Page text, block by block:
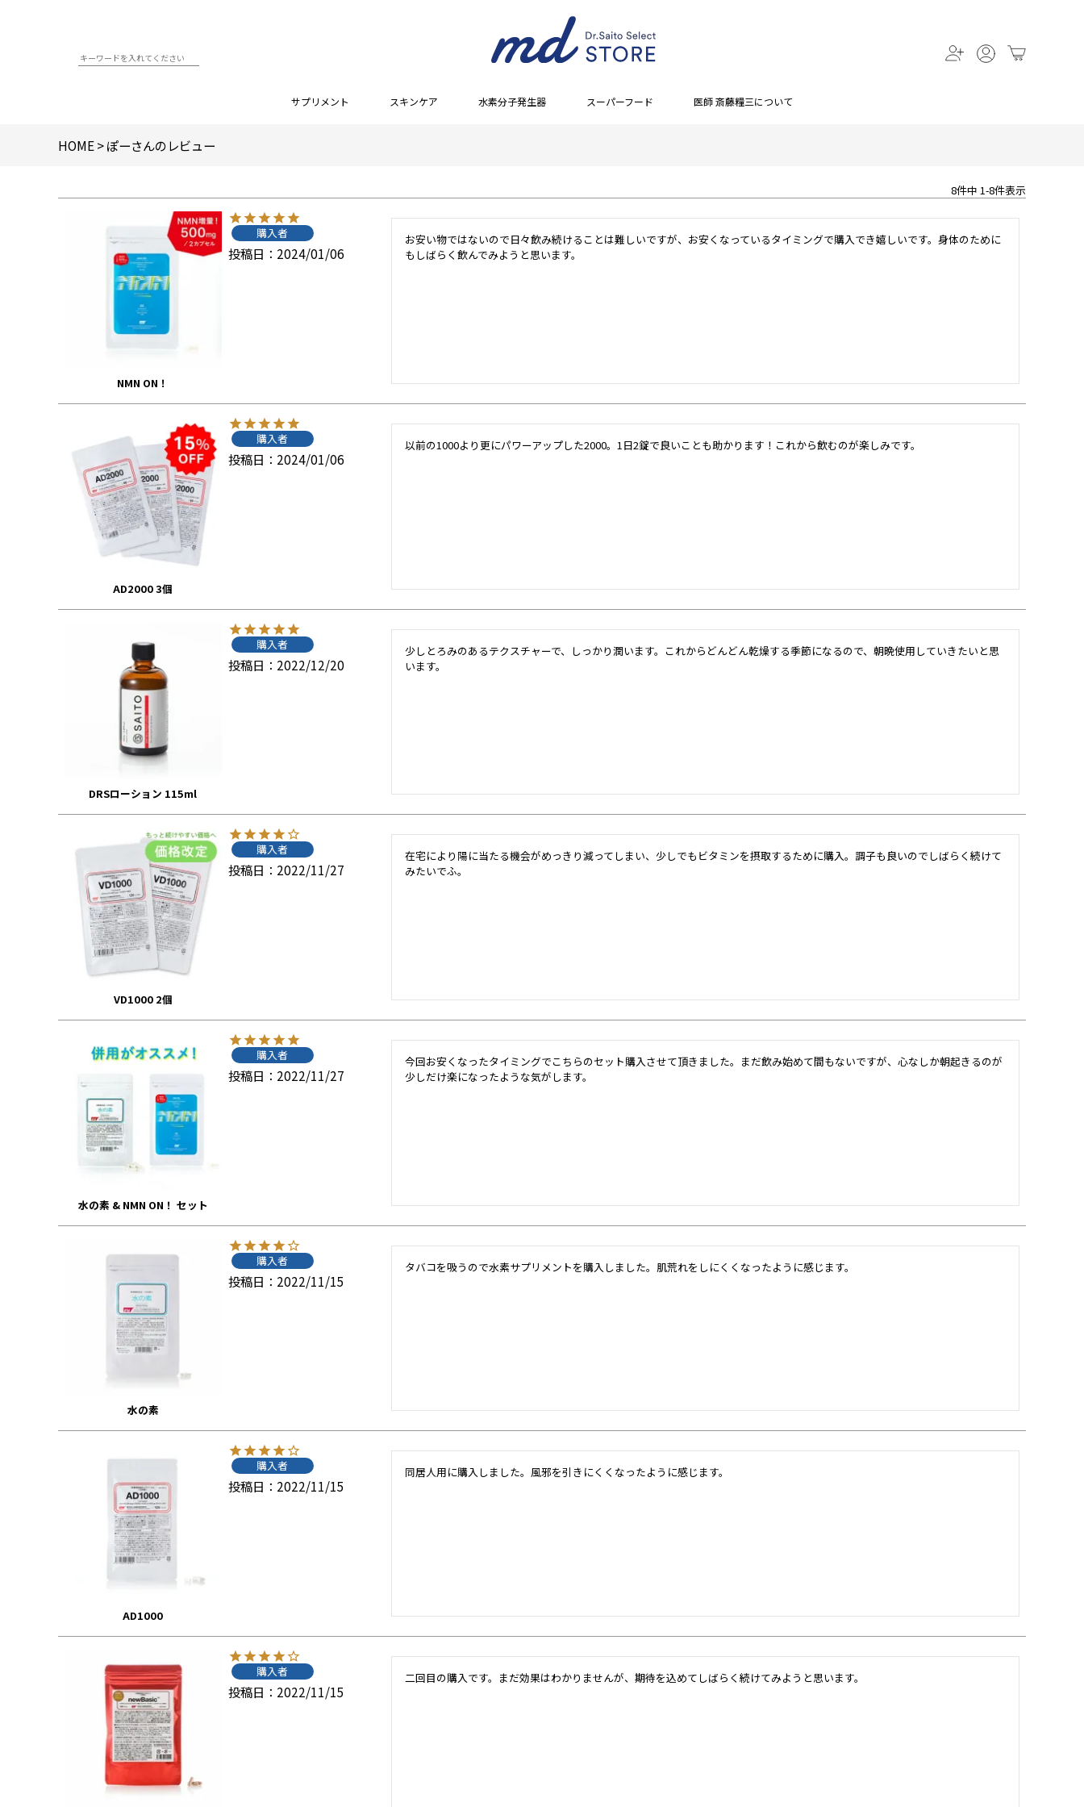
サプリメント スキンケア 水素分子発生器 スーパーフード 医師 斎藤糧三について
HOME ぽーさんのレビュー
8件中 1-8件表示
NMN ON！
購入者
投稿日 2024/01/06
お安い物ではないので日々飲み続けることは難しいですが、お安くなっているタイミングで購入でき嬉しいです。身体のために
もしばらく飲んでみようと思います。
AD2000 3個
購入者
投稿日 2024/01/06
以前の1000より更にパワーアップした2000。1日2錠で良いことも助かります！これから飲むのが楽しみです。
DRSローション 115ml
購入者
投稿日 2022/12/20
少しとろみのあるテクスチャーで、しっかり潤います。これからどんどん乾燥する季節になるので、朝晩使用していきたいと思
います。
VD1000 2個
購入者
投稿日 2022/11/27
在宅により陽に当たる機会がめっきり減ってしまい、少しでもビタミンを摂取するために購入。調子も良いのでしばらく続けて
みたいでふ。
水の素 & NMN ON！ セット
購入者
投稿日 2022/11/27
今回お安くなったタイミングでこちらのセット購入させて頂きました。まだ飲み始めて間もないですが、心なしか朝起きるのが
少しだけ楽になったような気がします。
水の素
購入者
投稿日 2022/11/15
タバコを吸うので水素サプリメントを購入しました。肌荒れをしにくくなったように感じます。
AD1000
購入者
投稿日 2022/11/15
同居人用に購入しました。風邪を引きにくくなったように感じます。
購入者
投稿日 2022/11/15
二回目の購入です。まだ効果はわかりませんが、期待を込めてしばらく続けてみようと思います。